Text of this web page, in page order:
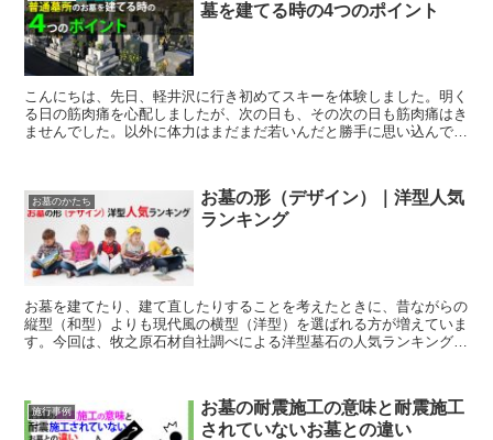
墓を建てる時の4つのポイント
こんにちは、先日、軽井沢に行き初めてスキーを体験しました。明く
る日の筋肉痛を心配しましたが、次の日も、その次の日も筋肉痛はき
ませんでした。以外に体力はまだまだ若いんだと勝手に思い込んでる
お墓のかたち
お墓の形（デザイン）｜洋型人気
ランキング
お墓を建てたり、建て直したりすることを考えたときに、昔ながらの
縦型（和型）よりも現代風の横型（洋型）を選ばれる方が増えていま
す。今回は、牧之原石材自社調べによる洋型墓石の人気ランキングを
施行事例
お墓の耐震施工の意味と耐震施工
されていないお墓との違い